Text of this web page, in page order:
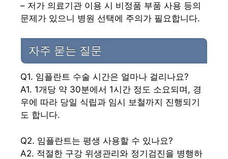
– 저가 의료기관 이용 시 비정품 부품 사용 등의
문제가 있으니 병원 선택에 주의가 필요합니다.
자주 묻는 질문
Q1. 임플란트 수술 시간은 얼마나 걸리나요?
A1. 1개당 약 30분에서 1시간 정도 소요되며, 경
우에 따라 당일 식립과 임시 보철까지 진행되기
도 합니다.
Q2. 임플란트는 평생 사용할 수 있나요?
A2. 적절한 구강 위생관리와 정기검진을 병행하